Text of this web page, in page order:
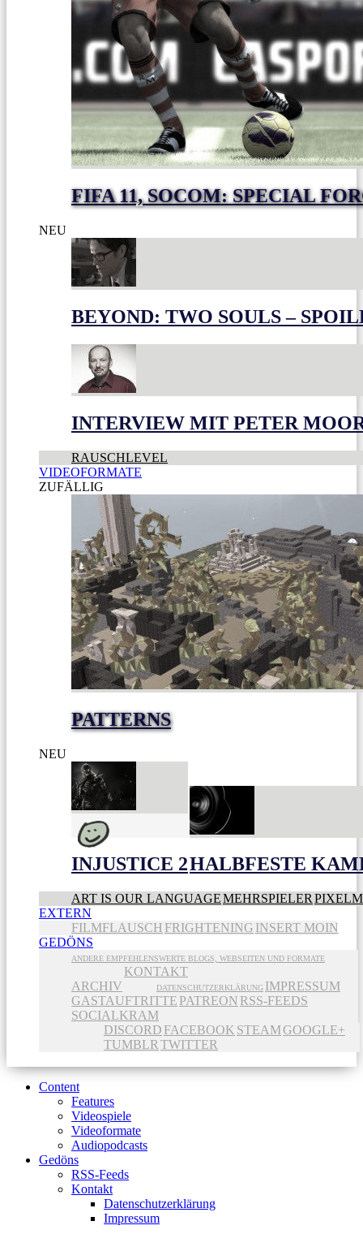
FIFA 11, SOCOM: SPECIAL
NEU
BEYOND: TWO SOULS –
INTERVIEW MIT PETER
RAUSCHLEVEL
VIDEOFORMATE
ZUFÄLLIG
PATTERNS
NEU
INJUSTICE 2HALBFESTE
ART IS OUR LANGUAGEMEHRSPIELER
EXTERN
FILMFLAUSCH FRIGHTENING INSERT MOIN
GEDÖNS
ANDERE EMPFEHLENSWERTE BLOGS, WEBSEITEN UND FORMATE
ARCHIV
KONTAKT
DATENSCHUTZERKLÄRUNG IMPRESSUM
GASTAUFTRITTE PATREON RSS-FEEDS
SOCIALKRAM
DISCORD FACEBOOK STEAMGOOGLE+
TUMBLR TWITTER
Content
Features
Videospiele
Videoformate
Audiopodcasts
Gedöns
RSS-Feeds
Kontakt
Datenschutzerklärung
Impressum